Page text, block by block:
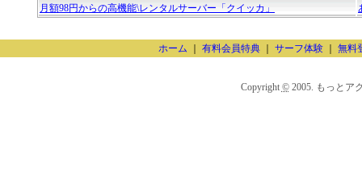
月額98円からの高機能\レンタルサーバー「クイッカ」
ホーム 有料会員特典 サーフ体験 無料
Copyright ©2005. もっとア